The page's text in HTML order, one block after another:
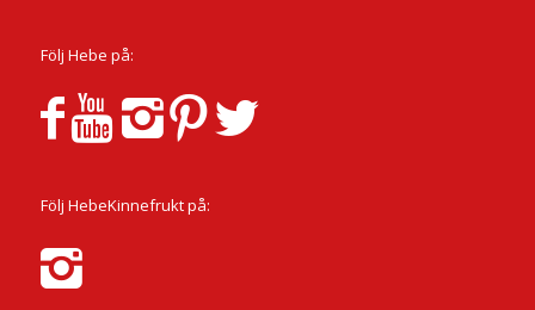
Följ Hebe på:
Följ HebeKinnefrukt på: